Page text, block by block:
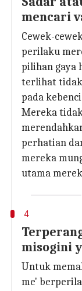
mencari
Cewek-
perilaku
pilihan gaya
terlihat
pada
Mereka
perhatian
mereka
utama
4
misogini
Untuk
me'